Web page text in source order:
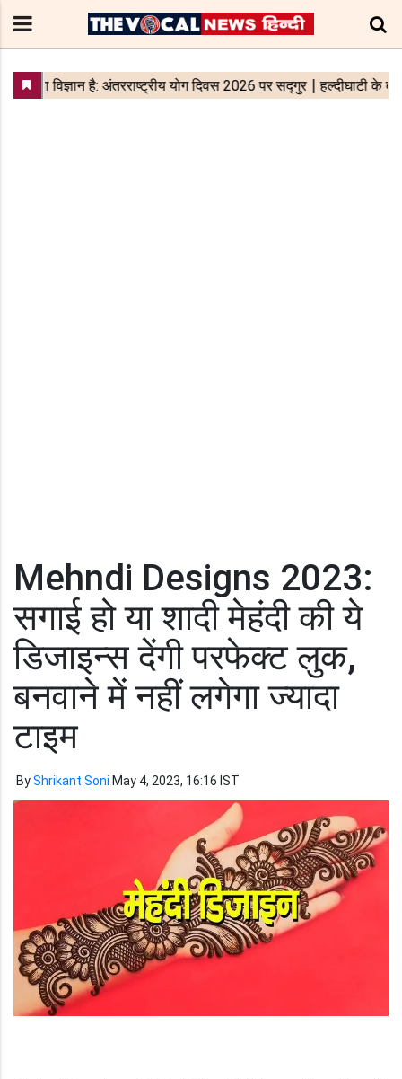
Mehndi Designs 2023:
सगाई हो या शादी मेहंदी की ये
डिजाइन्स देंगी परफेक्ट लुक,
बनवाने में नहीं लगेगा ज्यादा
टाइम
ByShrikant Soni May 4, 2023, 16:16 IST